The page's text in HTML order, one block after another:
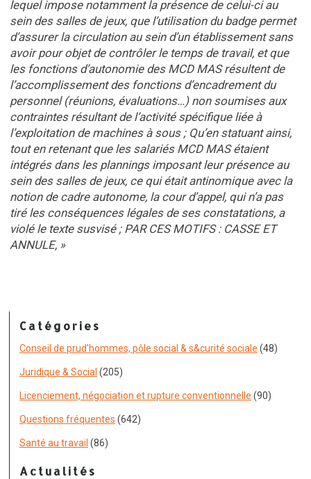
lequel impose notamment la présence de celui-ci au
sein des salles de jeux, que l’utilisation du badge permet
d’assurer la circulation au sein d’un établissement sans
avoir pour objet de contrôler le temps de travail, et que
les fonctions d’autonomie des MCD MAS résultent de
l’accomplissement des fonctions d’encadrement du
personnel (réunions, évaluations…) non soumises aux
contraintes résultant de l’activité spécifique liée à
l’exploitation de machines à sous ; Qu’en statuant ainsi,
tout en retenant que les salariés MCD MAS étaient
intégrés dans les plannings imposant leur présence au
sein des salles de jeux, ce qui était antinomique avec la
notion de cadre autonome, la cour d’appel, qui n’a pas
tiré les conséquences légales de ses constatations, a
violé le texte susvisé ; PAR CES MOTIFS : CASSE ET
ANNULE, »
Catégories
Conseil de prud'hommes, pôle social & s&curité sociale (48)
Juridique & Social (205)
Licenciement, négociation et rupture conventionnelle (90)
Questions fréquentes (642)
Santé au travail (86)
Actualités